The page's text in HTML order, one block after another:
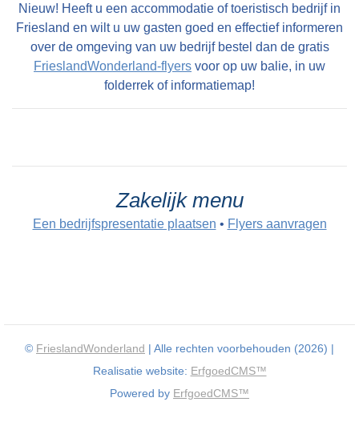
Nieuw! Heeft u een accommodatie of toeristisch bedrijf in
Friesland en wilt u uw gasten goed en effectief informeren
over de omgeving van uw bedrijf bestel dan de gratis
FrieslandWonderland-flyers voor op uw balie, in uw
folderrek of informatiemap!
Zakelijk menu
Een bedrijfspresentatie plaatsen • Flyers aanvragen
© FrieslandWonderland | Alle rechten voorbehouden (2026) |
Realisatie website: ErfgoedCMS™
Powered by ErfgoedCMS™